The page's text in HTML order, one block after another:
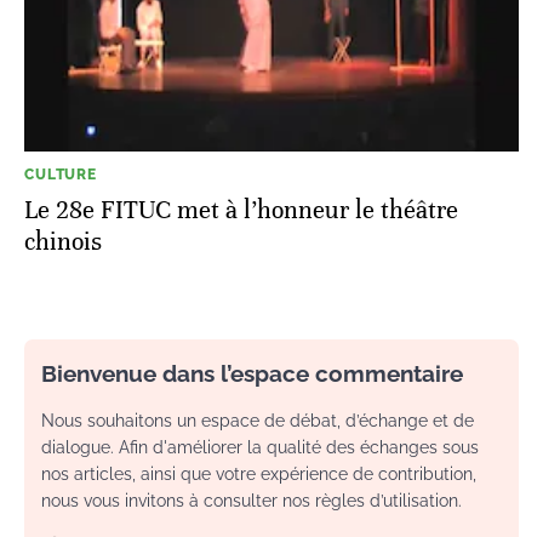
CULTURE
Le 28e FITUC met à l’honneur le théâtre
chinois
Bienvenue dans l’espace commentaire
Nous souhaitons un espace de débat, d’échange et de
dialogue. Afin d'améliorer la qualité des échanges sous
nos articles, ainsi que votre expérience de contribution,
nous vous invitons à consulter nos règles d’utilisation.